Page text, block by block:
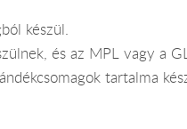
készül.
és az MPL vagy a
tartalma